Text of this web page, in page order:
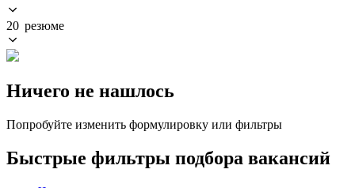
20 резюме
Ничего не нашлось
Попробуйте изменить формулировку или фильтры
Быстрые фильтры подбора вакансий